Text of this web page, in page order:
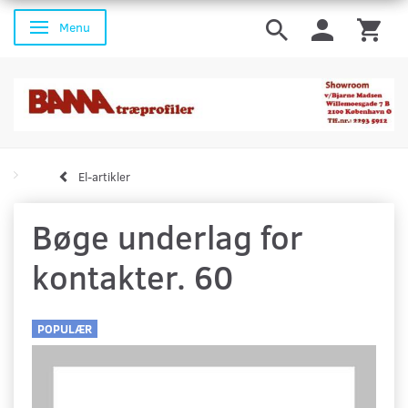
Skifte navigation
Menu
El-artikler
Bøge underlag for
kontakter. 60
POPULÆR